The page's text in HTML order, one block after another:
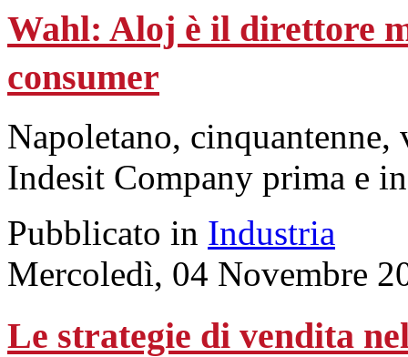
Wahl: Aloj è il direttore
consumer
Napoletano, cinquantenne,
Indesit Company prima e
Pubblicato in Industria
Mercoledì, 04 Novembre
Le strategie di vendita